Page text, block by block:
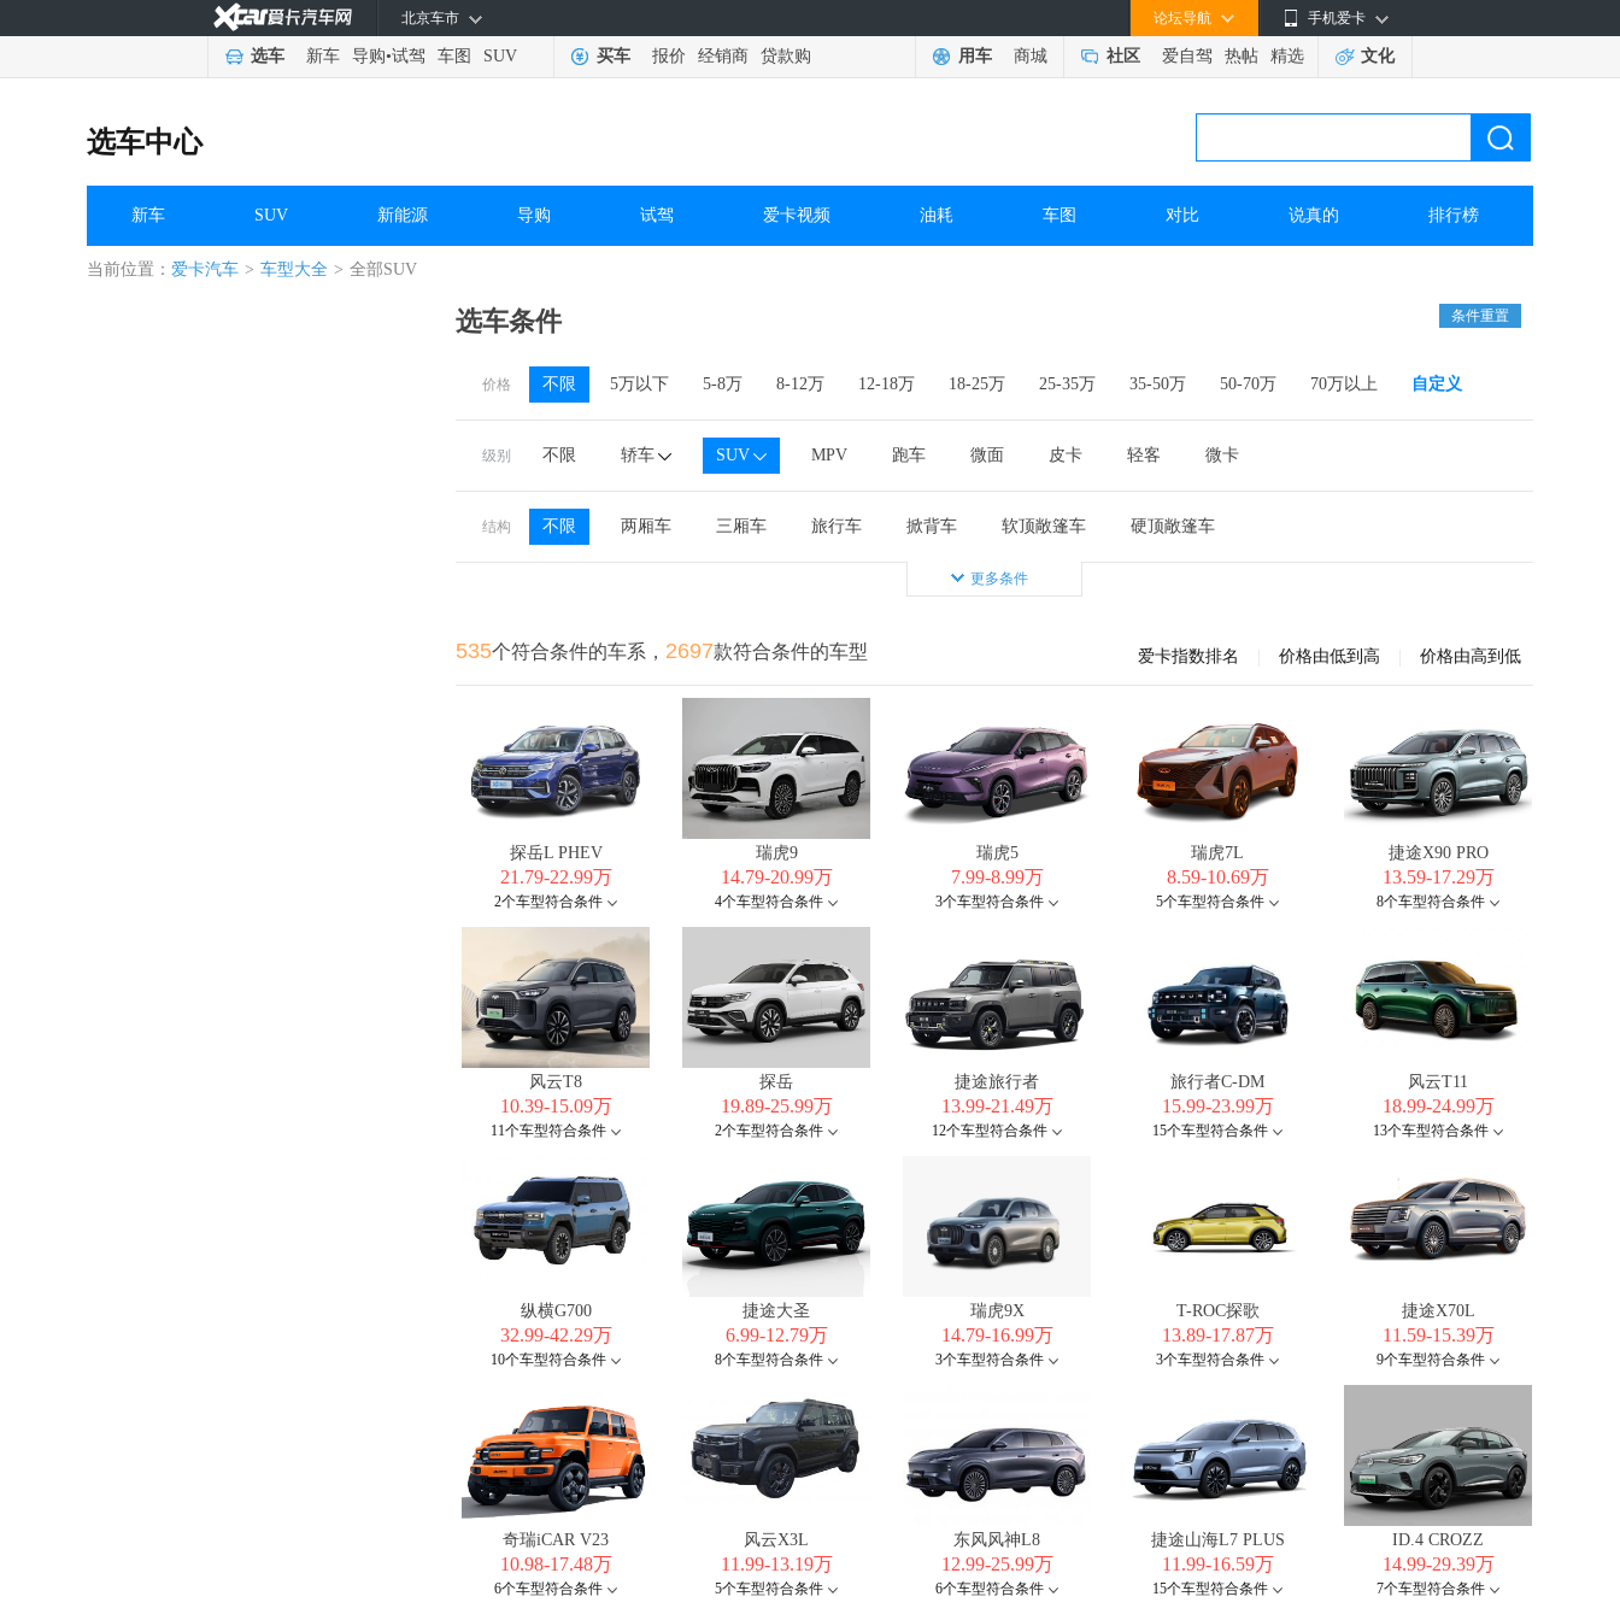
手机爱卡
论坛导航
北京车市
选车 新车 导购•试驾 车图 SUV 买车 报价 经销商 贷款购 用车 商城 社区 爱自驾 热帖 精选 文化
选车中心
新车 SUV 新能源 导购 试驾 爱卡视频 油耗 车图 对比 说真的 排行榜
当前位置： 爱卡汽车 > 车型大全 > 全部SUV
选车条件 条件重置
价格 不限 5万以下 5-8万 8-12万 12-18万 18-25万 25-35万 35-50万 50-70万 70万以上 自定义
级别 不限 轿车 SUV MPV 跑车 微面 皮卡 轻客 微卡
结构 不限 两厢车 三厢车 旅行车 掀背车 软顶敞篷车 硬顶敞篷车
更多条件
535个符合条件的车系， 2697款符合条件的车型 爱卡指数排名 价格由低到高 价格由高到低
探岳L PHEV
21.79-22.99万
2个车型符合条件
瑞虎9
14.79-20.99万
4个车型符合条件
瑞虎5
7.99-8.99万
3个车型符合条件
瑞虎7L
8.59-10.69万
5个车型符合条件
捷途X90 PRO
13.59-17.29万
8个车型符合条件
风云T8
10.39-15.09万
11个车型符合条件
探岳
19.89-25.99万
2个车型符合条件
捷途旅行者
13.99-21.49万
12个车型符合条件
旅行者C-DM
15.99-23.99万
15个车型符合条件
风云T11
18.99-24.99万
13个车型符合条件
纵横G700
32.99-42.29万
10个车型符合条件
捷途大圣
6.99-12.79万
8个车型符合条件
瑞虎9X
14.79-16.99万
3个车型符合条件
T-ROC探歌
13.89-17.87万
3个车型符合条件
捷途X70L
11.59-15.39万
9个车型符合条件
奇瑞iCAR V23
10.98-17.48万
6个车型符合条件
风云X3L
11.99-13.19万
5个车型符合条件
东风风神L8
12.99-25.99万
6个车型符合条件
捷途山海L7 PLUS
11.99-16.59万
15个车型符合条件
ID.4 CROZZ
14.99-29.39万
7个车型符合条件